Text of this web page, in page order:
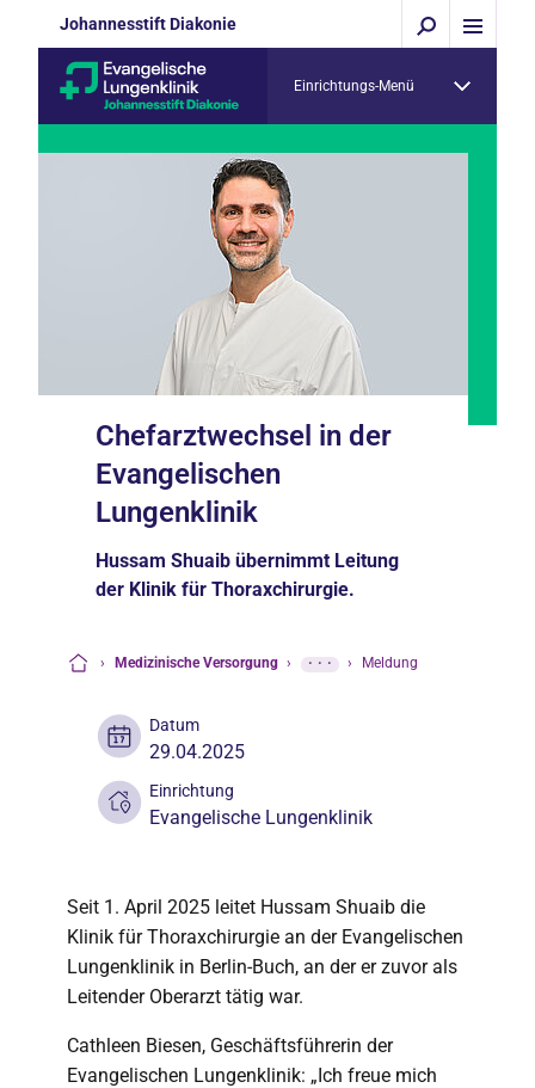
Johannesstift Diakonie
Einrichtungs-Menü
Chefarztwechsel in der
Evangelischen
Lungenklinik
Hussam Shuaib übernimmt Leitung
der Klinik für Thoraxchirurgie.
› Medizinische Versorgung › ··· › Meldung
Datum
29.04.2025
Einrichtung
Evangelische Lungenklinik
Seit 1. April 2025 leitet Hussam Shuaib die
Klinik für Thoraxchirurgie an der Evangelischen
Lungenklinik in Berlin-Buch, an der er zuvor als
Leitender Oberarzt tätig war.
Cathleen Biesen, Geschäftsführerin der
Evangelischen Lungenklinik: „Ich freue mich